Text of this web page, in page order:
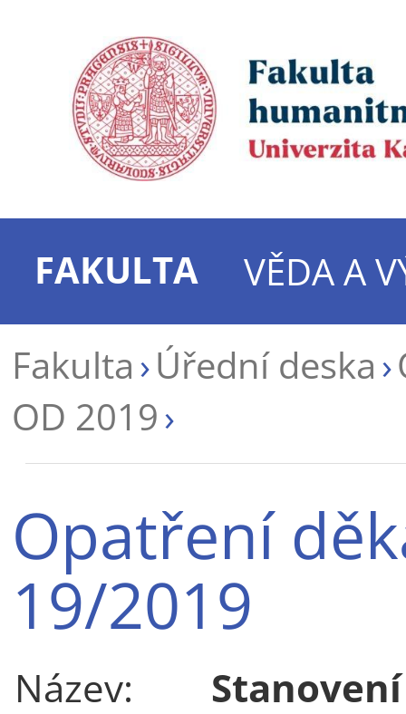
FAKULTA
VĚDA A
Fakulta Úřední deska
OD 2019
Opatření
19/2019
Název: